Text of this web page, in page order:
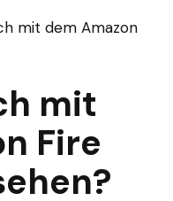
mit dem Amazon
mit
Fire